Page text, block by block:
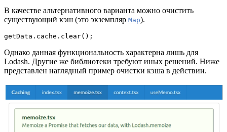
В качестве альтернативного варианта можно очистить
существующий кэш (это экземпляр Map).
getData.cache.clear();
Однако данная функциональность характерна лишь для
Lodash. Другие же библиотеки требуют иных решений. Ниже
представлен наглядный пример очистки кэша в действии.